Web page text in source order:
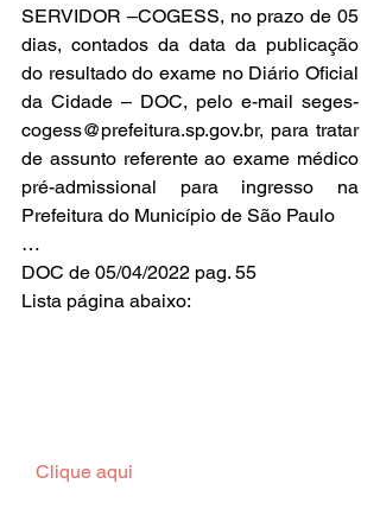
SERVIDOR –COGESS, no prazo de 05
dias, contados da data da publicação
do resultado do exame no Diário Oficial
da Cidade – DOC, pelo e-mail seges-
cogess@prefeitura.sp.gov.br, para tratar
de assunto referente ao exame médico
pré-admissional para ingresso na
Prefeitura do Município de São Paulo
…
DOC de 05/04/2022 pag. 55
Lista página abaixo:
  Clique aqui